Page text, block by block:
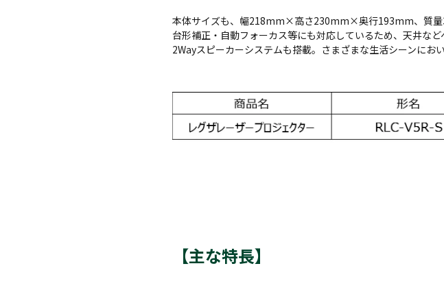
本体サイズも、幅218mm×高さ230mm×奥行193mm、質量
台形補正・自動フォーカス等にも対応しているため、天井な
2Wayスピーカーシステムも搭載。さまざまな生活シーンにお
【主な特長】